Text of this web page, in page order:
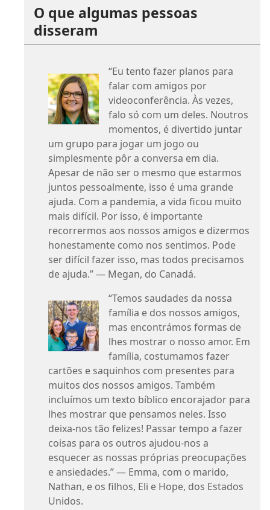
O que algumas pessoas
disseram
“Eu tento fazer planos para
falar com amigos por
videoconferência. Às vezes,
falo só com um deles. Noutros
momentos, é divertido juntar
um grupo para jogar um jogo ou
simplesmente pôr a conversa em dia.
Apesar de não ser o mesmo que estarmos
juntos pessoalmente, isso é uma grande
ajuda. Com a pandemia, a vida ficou muito
mais difícil. Por isso, é importante
recorrermos aos nossos amigos e dizermos
honestamente como nos sentimos. Pode
ser difícil fazer isso, mas todos precisamos
de ajuda.” — Megan, do Canadá.
“Temos saudades da nossa
família e dos nossos amigos,
mas encontrámos formas de
lhes mostrar o nosso amor. Em
família, costumamos fazer
cartões e saquinhos com presentes para
muitos dos nossos amigos. Também
incluímos um texto bíblico encorajador para
lhes mostrar que pensamos neles. Isso
deixa-nos tão felizes! Passar tempo a fazer
coisas para os outros ajudou-nos a
esquecer as nossas próprias preocupações
e ansiedades.” — Emma, com o marido,
Nathan, e os filhos, Eli e Hope, dos Estados
Unidos.